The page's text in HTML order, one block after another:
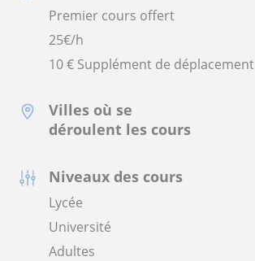
Premier cours offert
25€/h
10 € Supplément de déplacement
Villes où se
déroulent les cours
Niveaux des cours
Lycée
Université
Adultes